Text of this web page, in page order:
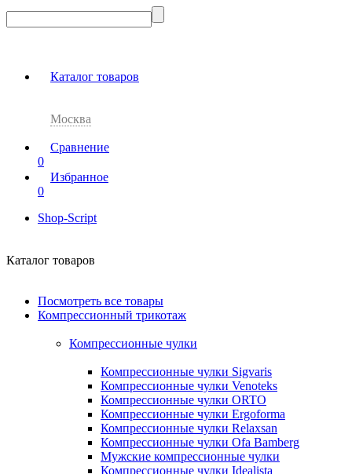
Каталог товаров
Москва
Сравнение
0
Избранное
0
Shop-Script
Каталог товаров
Посмотреть все товары
Компрессионный трикотаж
Компрессионные чулки
Компрессионные чулки Sigvaris
Компрессионные чулки Venoteks
Компрессионные чулки ORTO
Компрессионные чулки Ergoforma
Компрессионные чулки Relaxsan
Компрессионные чулки Ofa Bamberg
Мужские компрессионные чулки
Компрессионные чулки Idealista